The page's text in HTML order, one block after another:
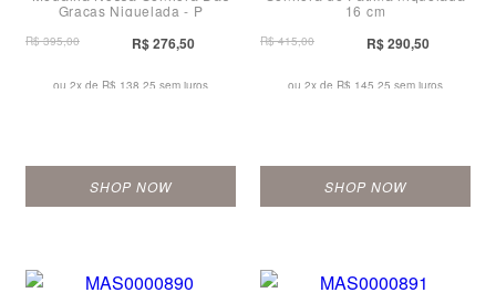
Graças Niquelada - P
R$ 395,00 R$ 276,50
ou 2x de R$ 138,25 sem juros
SHOP NOW
16 cm
R$ 415,00 R$ 290,50
ou 2x de R$ 145,25 sem juros
SHOP NOW